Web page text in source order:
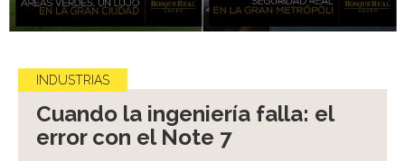
INDUSTRIAS
Cuando la ingeniería falla: el
error con el Note 7